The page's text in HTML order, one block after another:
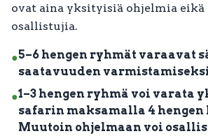
ovat aina yksityisiä ohjelmia eikä
osallistujia.
●5–6 hengen ryhmät varaavat
saatavuuden
●1–3 hengen ryhmä voi varata
safarin maksamalla 4 hengen
Muutoin ohjelmaan voi